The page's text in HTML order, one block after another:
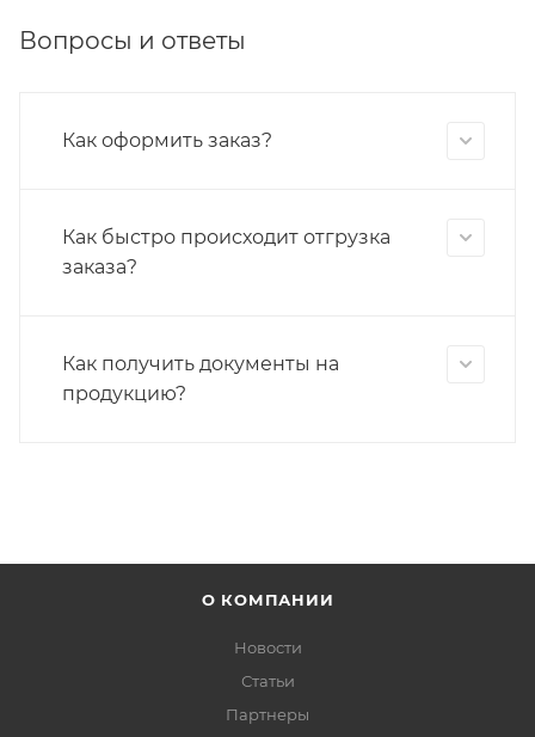
Вопросы и ответы
Как оформить заказ?
Как быстро происходит отгрузка
заказа?
Как получить документы на
продукцию?
О КОМПАНИИ
Новости
Статьи
Партнеры